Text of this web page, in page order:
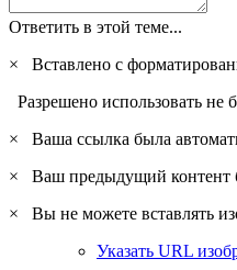
Ответить в этой теме...
×
Вставлено с
Разрешено использовать не
×
Ваша ссылка была
×
Ваш предыдущий контент
×
Вы не можете вставлять
Указать URL